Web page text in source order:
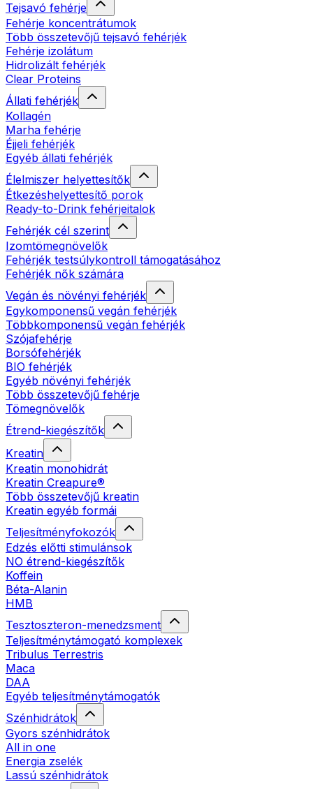
Tejsavó fehérje
Fehérje koncentrátumok
Több összetevőjű tejsavó fehérjék
Fehérje izolátum
Hidrolizált fehérjék
Clear Proteins
Állati fehérjék
Kollagén
Marha fehérje
Éjjeli fehérjék
Egyéb állati fehérjék
Élelmiszer helyettesítők
Étkezéshelyettesítő porok
Ready-to-Drink fehérjeitalok
Fehérjék cél szerint
Izomtömegnövelők
Fehérjék testsúlykontroll támogatásához
Fehérjék nők számára
Vegán és növényi fehérjék
Egykomponensű vegán fehérjék
Többkomponensű vegán fehérjék
Szójafehérje
Borsófehérjék
BIO fehérjék
Egyéb növényi fehérjék
Több összetevőjű fehérje
Tömegnövelők
Étrend-kiegészítők
Kreatin
Kreatin monohidrát
Kreatin Creapure®
Több összetevőjű kreatin
Kreatin egyéb formái
Teljesítményfokozók
Edzés előtti stimulánsok
NO étrend-kiegészítők
Koffein
Béta-Alanin
HMB
Tesztoszteron-menedzsment
Teljesítménytámogató komplexek
Tribulus Terrestris
Maca
DAA
Egyéb teljesítménytámogatók
Szénhidrátok
Gyors szénhidrátok
All in one
Energia zselék
Lassú szénhidrátok